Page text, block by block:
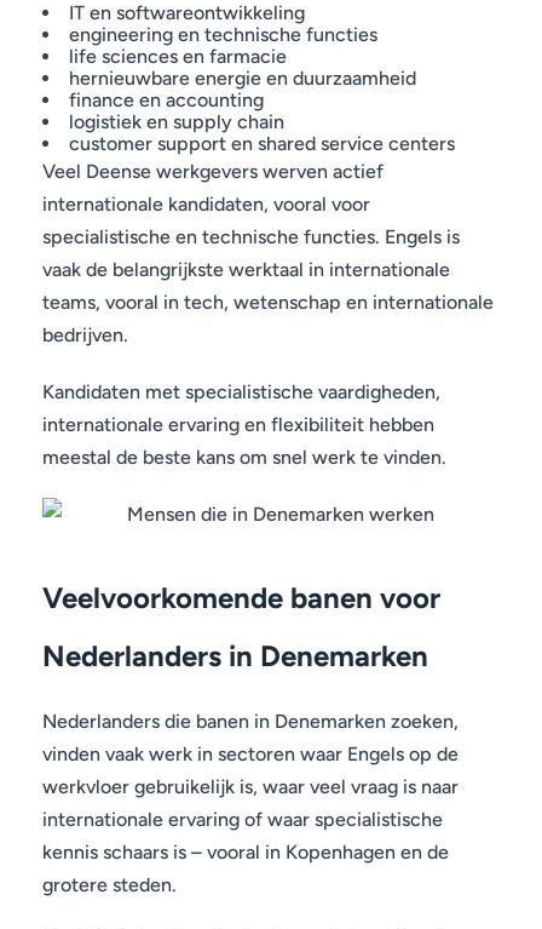
IT en softwareontwikkeling
engineering en technische functies
life sciences en farmacie
hernieuwbare energie en duurzaamheid
finance en accounting
logistiek en supply chain
customer support en shared service centers
Veel Deense werkgevers werven actief
internationale kandidaten, vooral voor
specialistische en technische functies. Engels is
vaak de belangrijkste werktaal in internationale
teams, vooral in tech, wetenschap en internationale
bedrijven.
Kandidaten met specialistische vaardigheden,
internationale ervaring en flexibiliteit hebben
meestal de beste kans om snel werk te vinden.
Veelvoorkomende banen voor
Nederlanders in Denemarken
Nederlanders die banen in Denemarken zoeken,
vinden vaak werk in sectoren waar Engels op de
werkvloer gebruikelijk is, waar veel vraag is naar
internationale ervaring of waar specialistische
kennis schaars is – vooral in Kopenhagen en de
grotere steden.